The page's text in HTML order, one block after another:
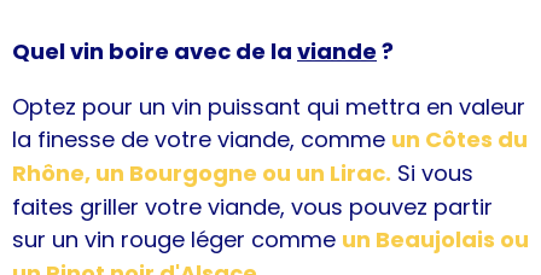
Quel vin boire avec de la viande ?
Optez pour un vin puissant qui mettra en valeur
la finesse de votre viande, comme un Côtes du
Rhône, un Bourgogne ou un Lirac. Si vous
faites griller votre viande, vous pouvez partir
sur un vin rouge léger comme un Beaujolais ou